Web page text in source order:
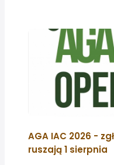
AGA IAC 2026 -
ruszają 1 sierpnia